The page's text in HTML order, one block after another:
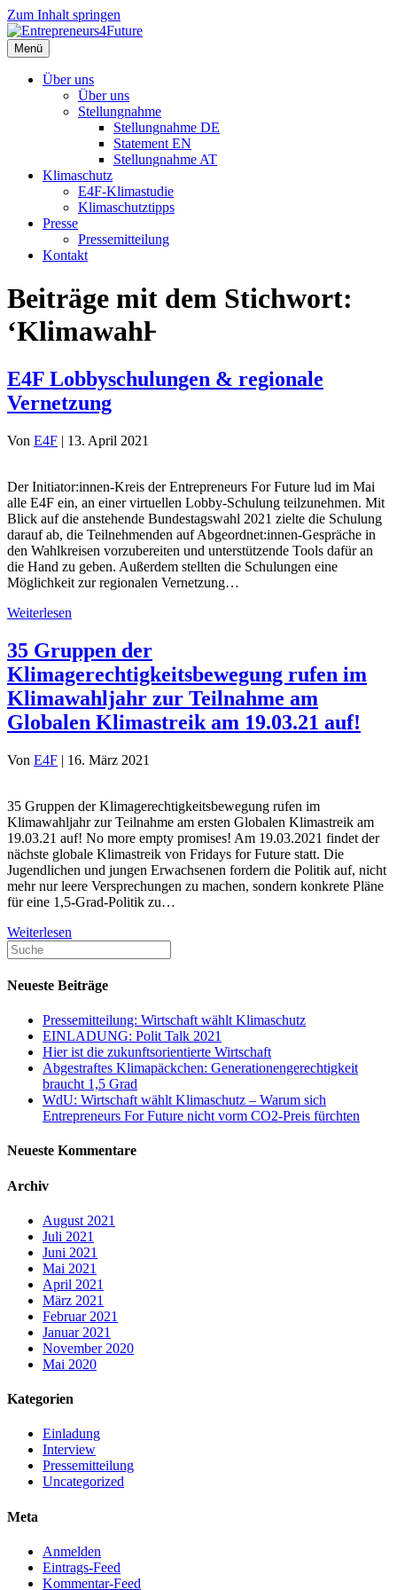
Zum Inhalt springen
Menü
Über uns
Über uns
Stellungnahme
Stellungnahme DE
Statement EN
Stellungnahme AT
Klimaschutz
E4F-Klimastudie
Klimaschutztipps
Presse
Pressemitteilung
Kontakt
Beiträge mit dem Stichwort:
‘Klimawahl̵
E4F Lobbyschulungen & regionale
Vernetzung
Von E4F | 13. April 2021
Der Initiator:innen-Kreis der Entrepreneurs For Future lud im Mai
alle E4F ein, an einer virtuellen Lobby-Schulung teilzunehmen. Mit
Blick auf die anstehende Bundestagswahl 2021 zielte die Schulung
darauf ab, die Teilnehmenden auf Abgeordnet:innen-Gespräche in
den Wahlkreisen vorzubereiten und unterstützende Tools dafür an
die Hand zu geben. Außerdem stellten die Schulungen eine
Möglichkeit zur regionalen Vernetzung…
Weiterlesen
35 Gruppen der
Klimagerechtigkeitsbewegung rufen im
Klimawahljahr zur Teilnahme am
Globalen Klimastreik am 19.03.21 auf!
Von E4F | 16. März 2021
35 Gruppen der Klimagerechtigkeitsbewegung rufen im
Klimawahljahr zur Teilnahme am ersten Globalen Klimastreik am
19.03.21 auf! No more empty promises! Am 19.03.2021 findet der
nächste globale Klimastreik von Fridays for Future statt. Die
Jugendlichen und jungen Erwachsenen fordern die Politik auf, nicht
mehr nur leere Versprechungen zu machen, sondern konkrete Pläne
für eine 1,5-Grad-Politik zu…
Weiterlesen
Neueste Beiträge
Pressemitteilung: Wirtschaft wählt Klimaschutz
EINLADUNG: Polit Talk 2021
Hier ist die zukunftsorientierte Wirtschaft
Abgestraftes Klimapäckchen: Generationengerechtigkeit
braucht 1,5 Grad
WdU: Wirtschaft wählt Klimaschutz – Warum sich
Entrepreneurs For Future nicht vorm CO2-Preis fürchten
Neueste Kommentare
Archiv
August 2021
Juli 2021
Juni 2021
Mai 2021
April 2021
März 2021
Februar 2021
Januar 2021
November 2020
Mai 2020
Kategorien
Einladung
Interview
Pressemitteilung
Uncategorized
Meta
Anmelden
Eintrags-Feed
Kommentar-Feed